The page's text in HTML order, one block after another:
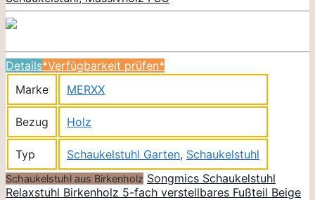
Details*Verfügbarkeit prüfen*
Marke
MERXX
Bezug Holz
Typ Schaukelstuhl Garten, Schaukelstuhl
Schaukelstuhl aus Birkenholz Songmics Schaukelstuhl
Relaxstuhl Birkenholz 5-fach verstellbares Fußteil Beige